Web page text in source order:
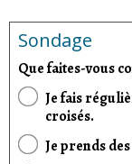
Sondage
Que faites-vous
Je fais
croisés.
Je prends